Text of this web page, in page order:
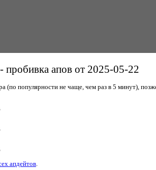
пробивка апов от 2025-05-22
(по популярности не чаще, чем раз в 5 минут),
апдейтов